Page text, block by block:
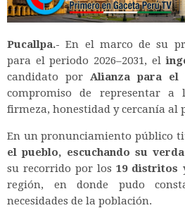
Pucallpa.- En el marco de su
para el periodo 2026–2031, el
candidato por Alianza para el
compromiso de representar a
firmeza, honestidad y cercanía al
En un pronunciamiento público
el pueblo, escuchando su
su recorrido por los19 distritos
región, en donde pudo
necesidades de la población.